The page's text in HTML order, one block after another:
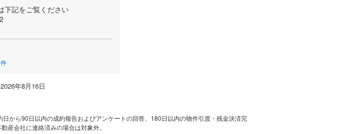
下記をご覧ください
年8月16日
日から90日以内の成約報告およびアンケートの回答、180日以内の物件引渡・残金決済完
産会社に連絡済みの場合は対象外。